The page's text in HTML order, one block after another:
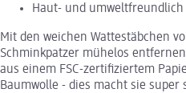
Haut- und umweltfreundlich
Mit den weichen Wattestäbchen
Schminkpatzer mühelos
aus einem FSC-zertifiziertem
Baumwolle - dies macht sie